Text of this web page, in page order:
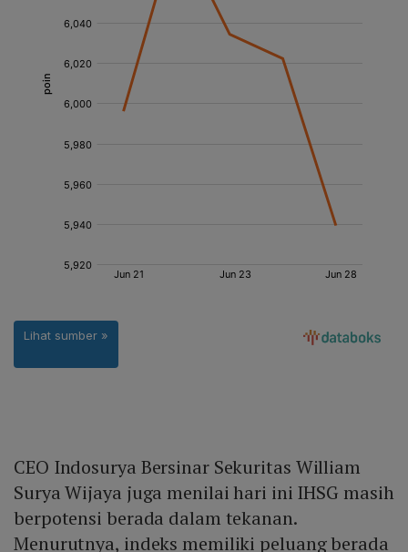
CEO Indosurya Bersinar Sekuritas William
Surya Wijaya juga menilai hari ini IHSG masih
berpotensi berada dalam tekanan.
Menurutnya, indeks memiliki peluang berada